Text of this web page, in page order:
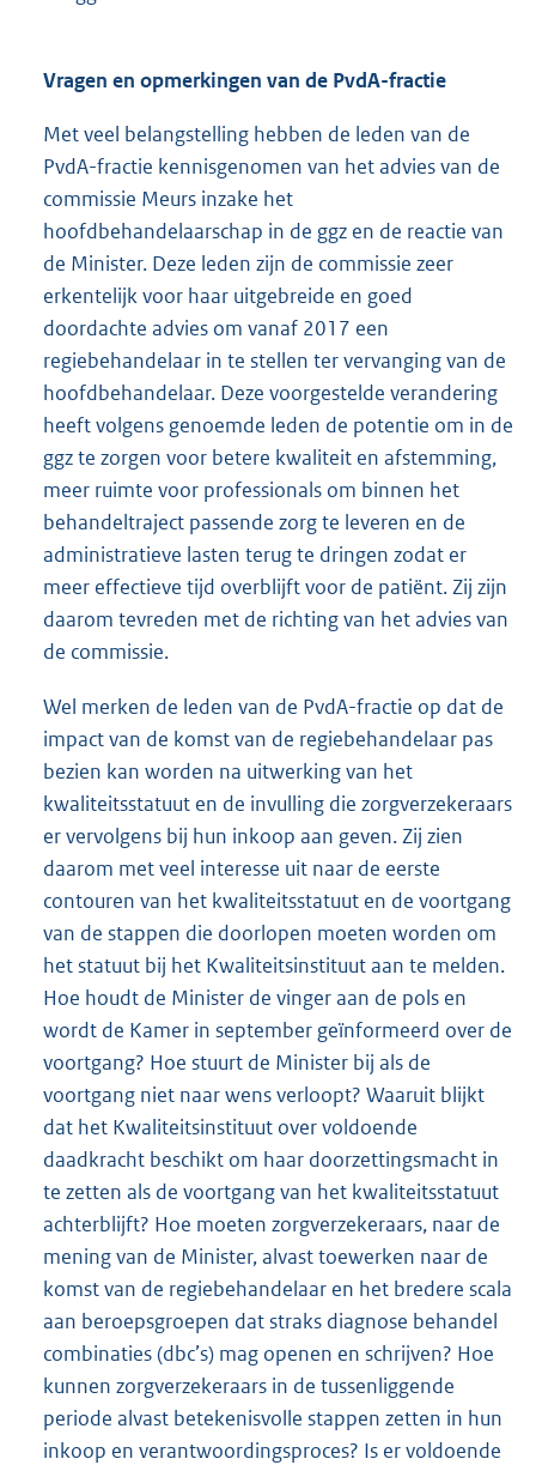
Vragen en opmerkingen van de PvdA-fractie
Met veel belangstelling hebben de leden van de
PvdA-fractie kennisgenomen van het advies van de
commissie Meurs inzake het
hoofdbehandelaarschap in de ggz en de reactie van
de Minister. Deze leden zijn de commissie zeer
erkentelijk voor haar uitgebreide en goed
doordachte advies om vanaf 2017 een
regiebehandelaar in te stellen ter vervanging van de
hoofdbehandelaar. Deze voorgestelde verandering
heeft volgens genoemde leden de potentie om in de
ggz te zorgen voor betere kwaliteit en afstemming,
meer ruimte voor professionals om binnen het
behandeltraject passende zorg te leveren en de
administratieve lasten terug te dringen zodat er
meer effectieve tijd overblijft voor de patiënt. Zij zijn
daarom tevreden met de richting van het advies van
de commissie.
Wel merken de leden van de PvdA-fractie op dat de
impact van de komst van de regiebehandelaar pas
bezien kan worden na uitwerking van het
kwaliteitsstatuut en de invulling die zorgverzekeraars
er vervolgens bij hun inkoop aan geven. Zij zien
daarom met veel interesse uit naar de eerste
contouren van het kwaliteitsstatuut en de voortgang
van de stappen die doorlopen moeten worden om
het statuut bij het Kwaliteitsinstituut aan te melden.
Hoe houdt de Minister de vinger aan de pols en
wordt de Kamer in september geïnformeerd over de
voortgang? Hoe stuurt de Minister bij als de
voortgang niet naar wens verloopt? Waaruit blijkt
dat het Kwaliteitsinstituut over voldoende
daadkracht beschikt om haar doorzettingsmacht in
te zetten als de voortgang van het kwaliteitsstatuut
achterblijft? Hoe moeten zorgverzekeraars, naar de
mening van de Minister, alvast toewerken naar de
komst van de regiebehandelaar en het bredere scala
aan beroepsgroepen dat straks diagnose behandel
combinaties (dbc’s) mag openen en schrijven? Hoe
kunnen zorgverzekeraars in de tussenliggende
periode alvast betekenisvolle stappen zetten in hun
inkoop en verantwoordingsproces? Is er voldoende